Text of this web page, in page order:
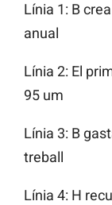
Línia 1: B
anual
Línia 2: El
95 um
Línia 3: B
treball
Línia 4: H